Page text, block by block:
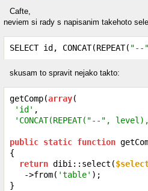
Cafte,
neviem si rady s napisanim takehoto
SELECT id, CONCAT(REPEAT( "--"
skusam to spravit nejako takto:
getComp(array(
'id' ,
'CONCAT(REPEAT("--",
public static function
{
return dibi::select(
   ->from(
'table' );
}